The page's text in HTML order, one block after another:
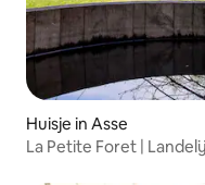
Huisje in Asse
La Petite Foret |